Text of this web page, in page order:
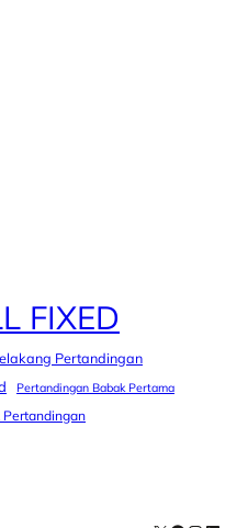
FIXED
Pertandingan
Pertandingan Babak Pertama